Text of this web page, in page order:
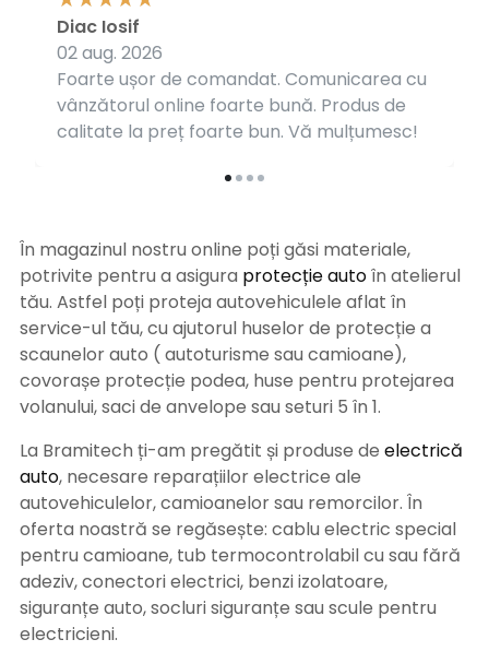
Foarte ușor de comandat. Comunicarea cu
vânzătorul online foarte bună. Produs de
calitate la preț foarte bun. Vă mulțumesc!
Diac Iosif
02 aug. 2026
În magazinul nostru online poți găsi materiale,
potrivite pentru a asigura protecție autoîn atelierul
tău. Astfel poți proteja autovehiculele aflat în
service-ul tău, cu ajutorul huselor de protecție a
scaunelor auto ( autoturisme sau camioane),
covorașe protecție podea, huse pentru protejarea
volanului, saci de anvelope sau seturi 5 în 1.
La Bramitech ți-am pregătit și produse de electrică
auto, necesare reparațiilor electrice ale
autovehiculelor, camioanelor sau remorcilor. În
oferta noastră se regăsește: cablu electric special
pentru camioane, tub termocontrolabil cu sau fără
adeziv, conectori electrici, benzi izolatoare,
siguranțe auto, socluri siguranțe sau scule pentru
electricieni.